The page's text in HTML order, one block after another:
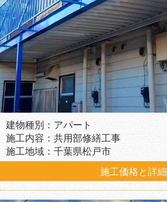
建物種別：アパート
施工内容：共用部修繕工事
施工地域：千葉県松戸市
施工価格と詳細